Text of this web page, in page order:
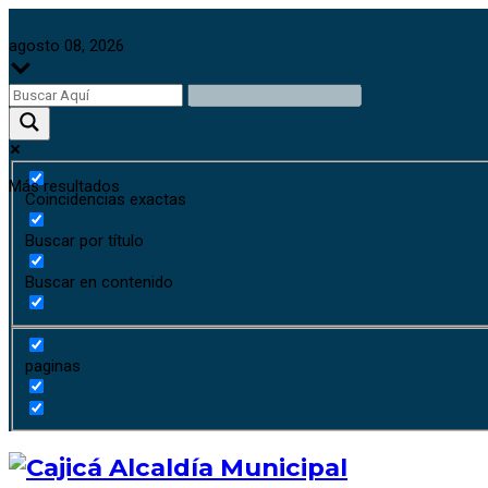
agosto 08, 2026
Más resultados
Coincidencias exactas
Buscar por título
Buscar en contenido
paginas